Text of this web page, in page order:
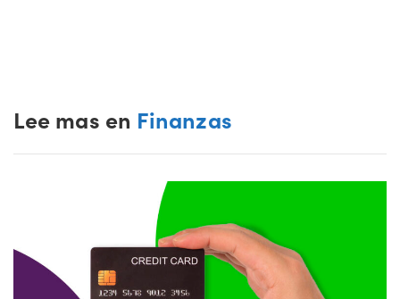
Lee mas en Finanzas